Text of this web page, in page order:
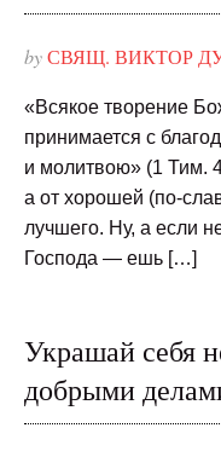
byСВЯЩ. ВИКТОР
«Всякое творение
принимается с
и молитвою» (1 Тим.
а от хорошей (по-
лучшего. Ну, а если
Господа — ешь […]
Украшай себя
добрыми